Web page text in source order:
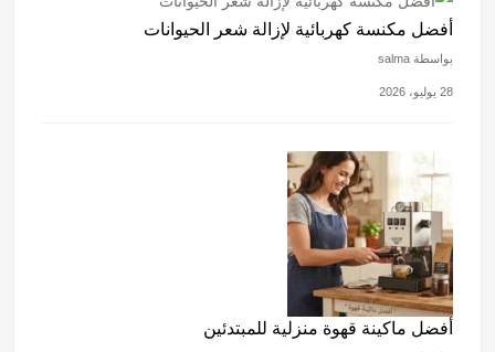
أفضل مكنسة كهربائية لإزالة شعر الحيوانات
بواسطة salma
28 يوليو، 2026
أفضل ماكينة قهوة منزلية للمبتدئين